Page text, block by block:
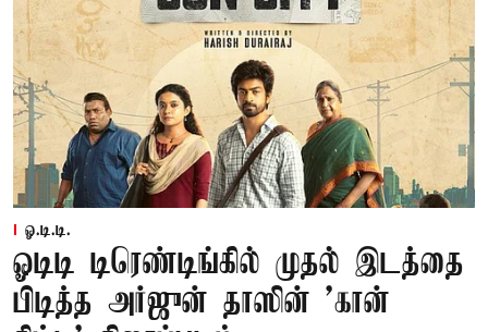
ஓ.டி.டி.
ஓடிடி டிரெண்டிங்கில் முதல் இடத்தை
பிடித்த அர்ஜுன் தாஸின் 'கான்